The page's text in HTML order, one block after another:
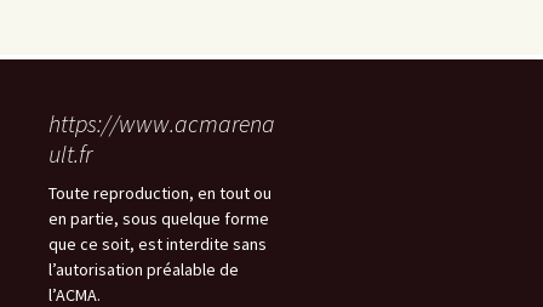
https://www.acmarena
ult.fr
Toute reproduction, en tout ou
en partie, sous quelque forme
que ce soit, est interdite sans
l’autorisation préalable de
l’ACMA.